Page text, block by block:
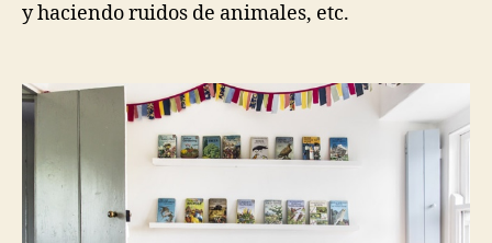
y haciendo ruidos de animales, etc.